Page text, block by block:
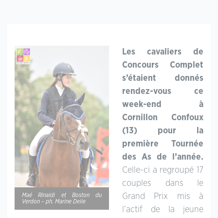
Maé Rinaldi et Boston du
Verdon – ph. Marine Delie
Les cavaliers de
Concours Complet
s’étaient donnés
rendez-vous ce
week-end à
Cornillon Confoux
(13) pour la
première Tournée
des As de l’année.
Celle-ci a regroupé 17
couples dans le
Grand Prix mis à
l’actif de la jeune